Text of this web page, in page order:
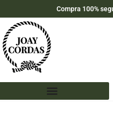
Compra 100%